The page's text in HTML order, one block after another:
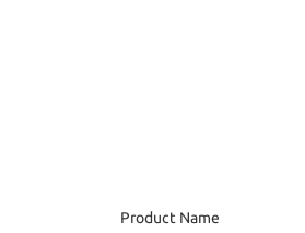
Product Name